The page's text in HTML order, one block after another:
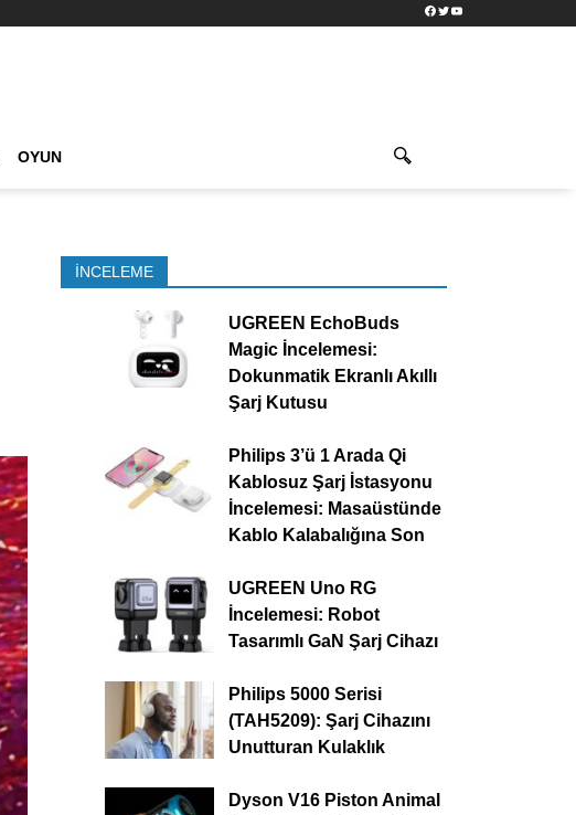
Facebook
TwitterYouTube
OYUN
İNCELEME
UGREEN EchoBuds
Magic İncelemesi:
Dokunmatik Ekranlı Akıllı
Şarj Kutusu
Philips 3’ü 1 Arada Qi
Kablosuz Şarj İstasyonu
İncelemesi: Masaüstünde
Kablo Kalabalığına Son
UGREEN Uno RG
İncelemesi: Robot
Tasarımlı GaN Şarj Cihazı
Philips 5000 Serisi
(TAH5209): Şarj Cihazını
Unutturan Kulaklık
Dyson V16 Piston Animal